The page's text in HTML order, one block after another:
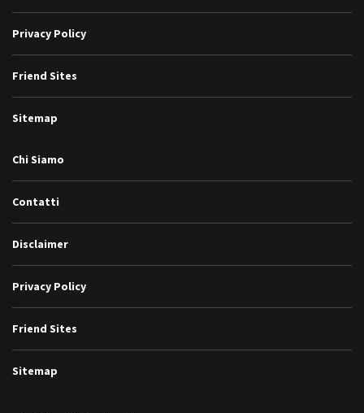
Privacy Policy
Friend Sites
Sitemap
Chi Siamo
Contatti
Disclaimer
Privacy Policy
Friend Sites
Sitemap